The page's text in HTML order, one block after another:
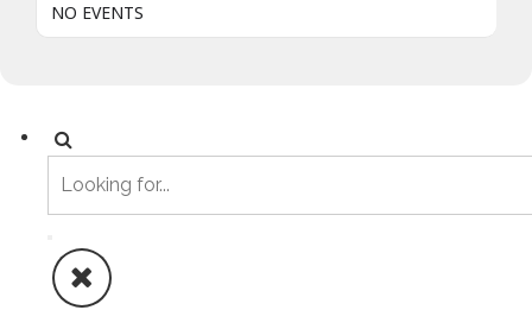
NO EVENTS